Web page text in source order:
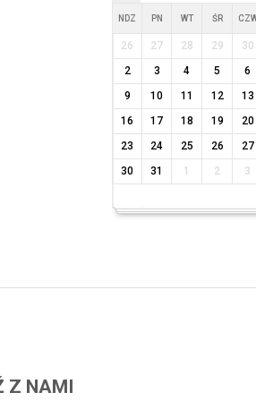
NDZ PN WT ŚR
26 27 28 29 30
2
3 4 5 6
9
10 11 12 13
16
17 18 19 20
23
24 25 26 27
30
31 1 2 3
Z NAMI